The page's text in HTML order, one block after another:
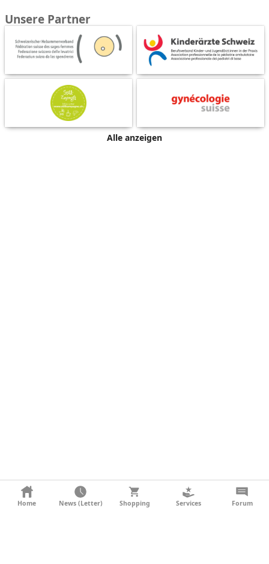
Unsere Partner
Alle anzeigen
KONTAKT
Home News (Letter) Shopping Services Forum